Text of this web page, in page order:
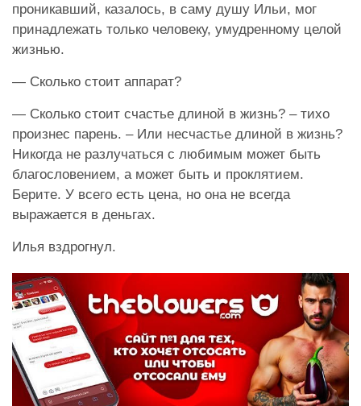
проникавший, казалось, в саму душу Ильи, мог
принадлежать только человеку, умудренному целой
жизнью.
— Сколько стоит аппарат?
— Сколько стоит счастье длиной в жизнь? – тихо
произнес парень. – Или несчастье длиной в жизнь?
Никогда не разлучаться с любимым может быть
благословением, а может быть и проклятием.
Берите. У всего есть цена, но она не всегда
выражается в деньгах.
Илья вздрогнул.